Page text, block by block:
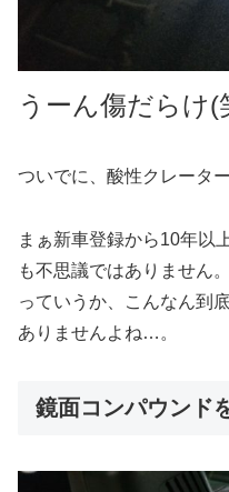
うーん傷だらけ(
ついでに、酸性クレータ
まぁ新車登録から10年以
も不思議ではありません。
っていうか、こんなん到
ありませんよね…。
鏡面コンパウンド